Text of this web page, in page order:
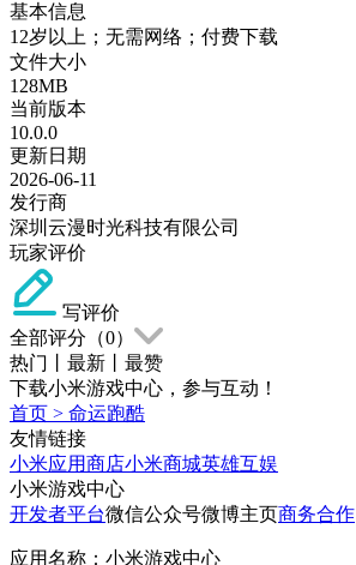
基本信息
12岁以上；无需网络；付费下载
文件大小
128MB
当前版本
10.0.0
更新日期
2026-06-11
发行商
深圳云漫时光科技有限公司
玩家评价
写评价
全部评分（0）
热门
最新
最赞
下载小米游戏中心，参与互动！
首页 > 命运跑酷
友情链接
小米应用商店小米商城英雄互娱
小米游戏中心
开发者平台微信公众号微博主页商务合作
应用名称：小米游戏中心